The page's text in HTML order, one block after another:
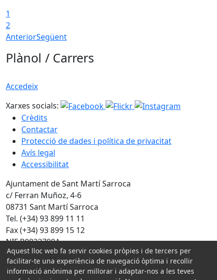
1
2
AnteriorSegüent
Plànol / Carrers
Accedeix
Xarxes socials:
Crèdits
Contactar
Protecció de dades i política de privacitat
Avís legal
Accessibilitat
Ajuntament de Sant Martí Sarroca
c/ Ferran Muñoz, 4-6
08731 Sant Martí Sarroca
Tel. (+34) 93 899 11 11
Fax (+34) 93 899 15 12
NIF P0822700A
Amb la col·laboració de:
Aquest lloc web fa servir cookies pròpies i de tercers per
facilitar-te una experiència de navegació òptima i recollir
informació anònima per millorar i adaptar-nos a les teves